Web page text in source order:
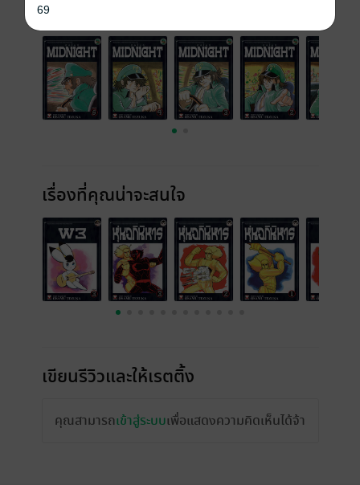
เล่มอื่นๆ ในซีรีส์
เรื่องที่คุณน่าจะสนใจ
เขียนรีวิวและให้เรตติ้ง
คุณสามารถเข้าสู่ระบบเพื่อแสดงความคิดเห็นได้จ้า
69